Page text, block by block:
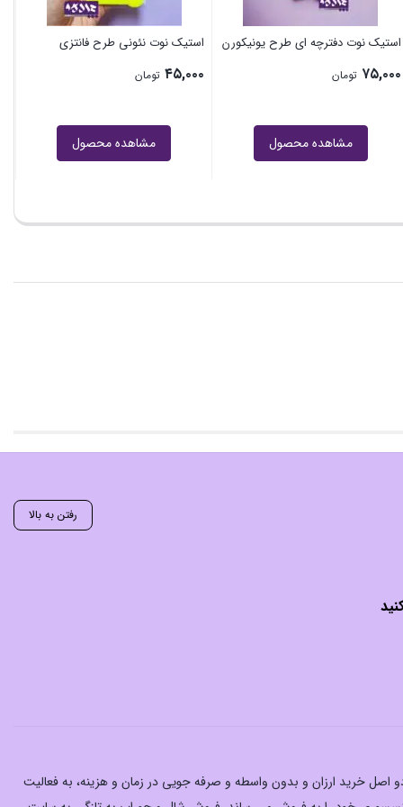
استیک نوت دفترچه ای طرح یونیکورن
۷۵,۰۰۰ تومان
مشاهده محصول
استیک نوت نئونی طرح فانتزی
۴۵,۰۰۰ تومان
مشاهده محصول
رفتن به بالا
دو اصل خرید ارزان‌ و بدون واسطه و صرفه جویی در زمان و هزینه، به فعالیت